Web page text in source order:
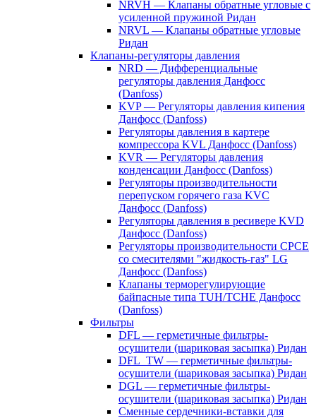
NRVH — Клапаны обратные угловые с
усиленной пружиной Ридан
NRVL — Клапаны обратные угловые
Ридан
Клапаны-регуляторы давления
NRD — Дифференциальные
регуляторы давления Данфосс
(Danfoss)
KVP — Регуляторы давления кипения
Данфосс (Danfoss)
Регуляторы давления в картере
компрессора KVL Данфосс (Danfoss)
KVR — Регуляторы давления
конденсации Данфосс (Danfoss)
Регуляторы производительности
перепуском горячего газа KVC
Данфосс (Danfoss)
Регуляторы давления в ресивере KVD
Данфосс (Danfoss)
Регуляторы производительности CPCE
со смесителями "жидкость-газ" LG
Данфосс (Danfoss)
Клапаны терморегулирующие
байпасные типа TUH/TCHE Данфосс
(Danfoss)
Фильтры
DFL — герметичные фильтры-
осушители (шариковая засыпка) Ридан
DFL_TW — герметичные фильтры-
осушители (шариковая засыпка) Ридан
DGL — герметичные фильтры-
осушители (шариковая засыпка) Ридан
Сменные сердечники-вставки для